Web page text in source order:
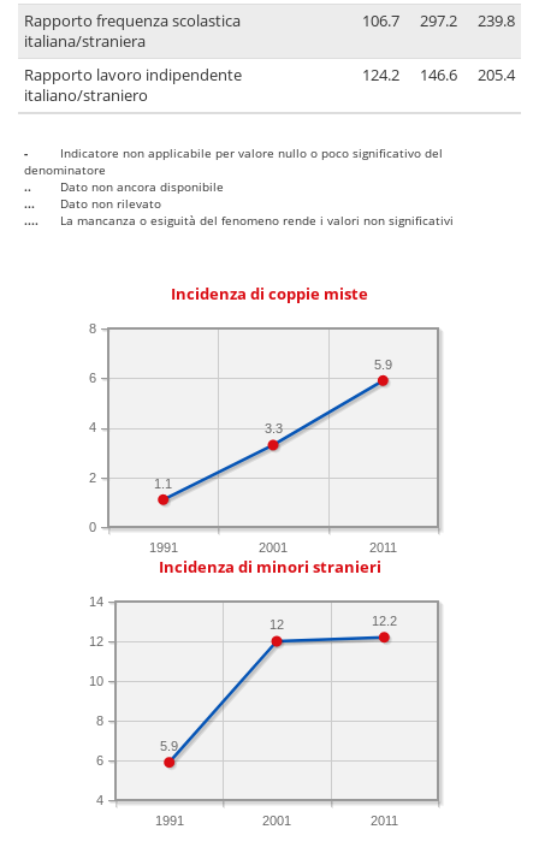
Rapporto frequenza scolastica
italiana/straniera
106.7 297.2 239.8
Rapporto lavoro indipendente
italiano/straniero
124.2 146.6 205.4
-
Indicatore non applicabile per valore nullo o poco significativo del
denominatore
..
Dato non ancora disponibile
...
Dato non rilevato
....
La mancanza o esiguità del fenomeno rende i valori non significativi
Incidenza di coppie miste
1991 2001 2011
0
2
4
6
8
5.9
3.3
1.1
Incidenza di minori stranieri
1991 2001 2011
4
6
8
10
12
14
12.2
12
5.9